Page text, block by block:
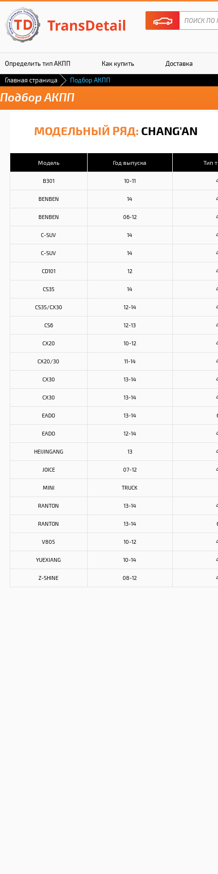
Определить тип АКПП Как купить Доставка
Гарантия
Главная страница Подбор АКПП
Подбор АКПП
МОДЕЛЬНЫЙ РЯД: CHANG'AN
Модель Год выпуска Тип
B301 10-11
BENBEN 14
BENBEN 06-12
C-SUV 14
C-SUV 14
CD101 12
CS35 14
CS35/CX30 12-14
CS6 12-13
CX20 10-12
CX20/30 11-14
CX30 13-14
CX30 13-14
EADO 13-14
EADO 12-14
HEIJINGANG 13
JOICE 07-12
MINI TRUCK
RANTON 13-14
RANTON 13-14
V805 10-12
YUEXIANG 10-14
Z-SHINE 08-12